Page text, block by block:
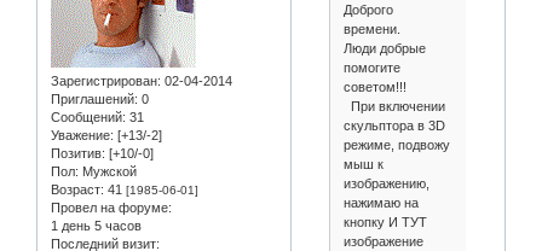
Зарегистрирован: 02-04-2014
Приглашений: 0
Сообщений: 31
Уважение: [+13/-2]
Позитив: [+10/-0]
Пол: Мужской
Возраст: 41 [1985-06-01]
Провел на форуме:
1 день 5 часов
Последний визит:
Доброго
времени.
Люди добрые
помогите
советом!!!
При включении
скульптора в 3D
режиме, подвожу
мыш к
изображению,
нажимаю на
кнопку И ТУТ
изображение